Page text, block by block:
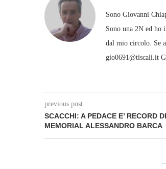
Sono Giovanni
Sono una 2N ed ho
dal mio circolo. Se
gio0691@tiscali.it
previous post
SCACCHI: A PEDACE E’ RECORD
MEMORIAL ALESSANDRO BARCA